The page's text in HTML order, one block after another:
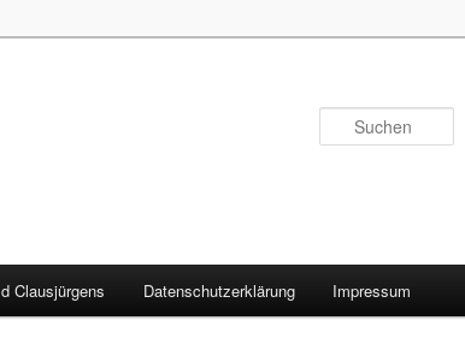
Clausjürgens Datenschutzerklärung Impressum